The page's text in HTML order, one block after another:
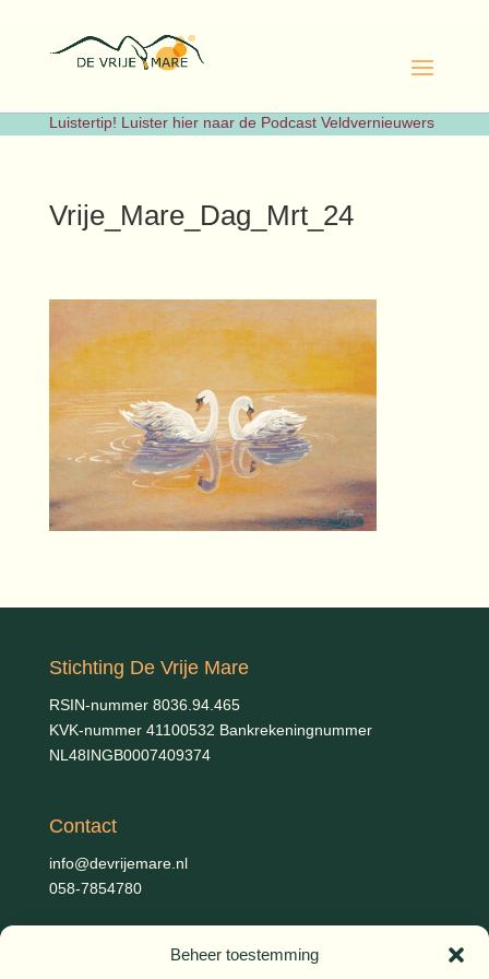
Beheer toestemming
Luistertip! Luister hier naar de Podcast Veldvernieuwers
Vrije_Mare_Dag_Mrt_24
Stichting De Vrije Mare
RSIN-nummer 8036.94.465
KVK-nummer 41100532 Bankrekeningnummer
NL48INGB0007409374
Contact
info@devrijemare.nl
058-7854780